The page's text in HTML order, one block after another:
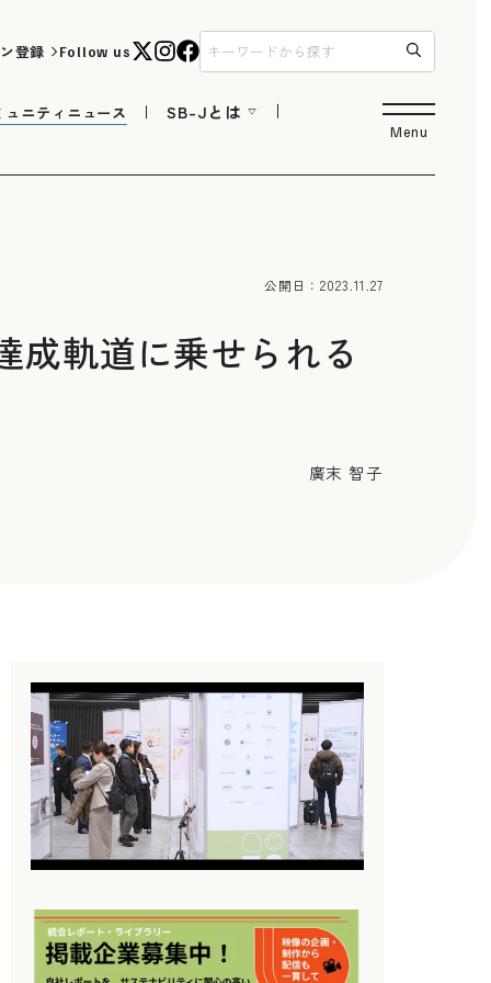
登録 Follow us
ュニティニュース SB-Jとは
Menu
公開日：2023.11.27
軌道に乗せられる
廣末 智子